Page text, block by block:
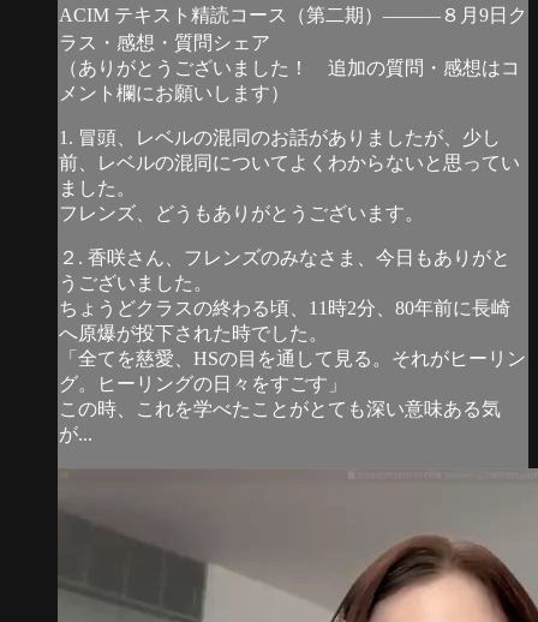
ACIM テキスト精読コース（第二期）―――８月9日ク
ラス・感想・質問シェア
（ありがとうございました！ 追加の質問・感想はコ
メント欄にお願いします）
1. 冒頭、レベルの混同のお話がありましたが、少し
前、レベルの混同についてよくわからないと思ってい
ました。
フレンズ、どうもありがとうございます。
２. 香咲さん、フレンズのみなさま、今日もありがと
うございました。
ちょうどクラスの終わる頃、11時2分、80年前に長崎
へ原爆が投下された時でした。
「全てを慈愛、HSの目を通して見る。それがヒーリン
グ。ヒーリングの日々をすごす」
この時、これを学べたことがとても深い意味ある気
が...